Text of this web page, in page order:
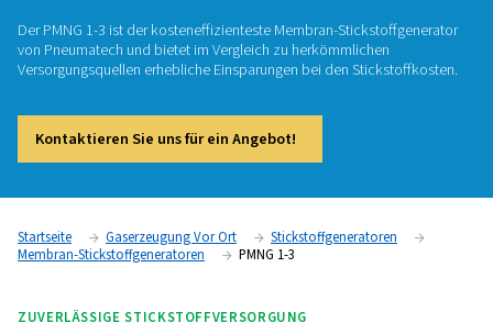
MEMBRAN-STICKSTOFFGENERATOREN
PMNG 1-3
von Pneumatech und bietet im Vergleich zu herkömmlichen
Versorgungsquellen erhebliche Einsparungen bei den